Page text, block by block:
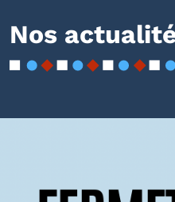
Nos